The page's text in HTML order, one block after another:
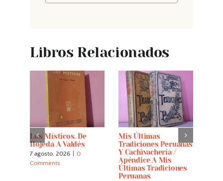
Libros Relacionados
Los Místicos. De
Hojeda A Valdés
7 agosto, 2026
0
Comments
Mis Últimas
Tradiciones Peruanas
Y Cachivachería /
Apéndice A Mis
Últimas Tradiciones
Peruanas